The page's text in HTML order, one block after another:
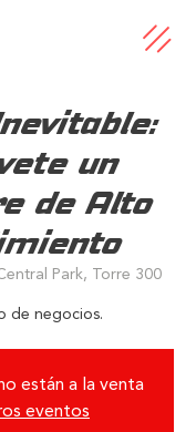
un
de Alto
Park, Torre 300
de negocios.
están a la venta
eventos